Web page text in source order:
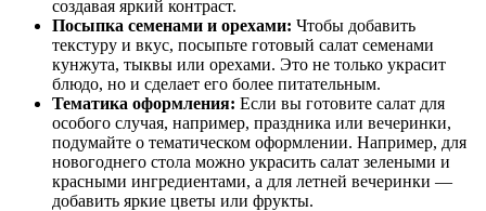
создавая яркий контраст.
Посыпка семенами и орехами: Чтобы добавить
текстуру и вкус, посыпьте готовый салат семенами
кунжута, тыквы или орехами. Это не только украсит
блюдо, но и сделает его более питательным.
Тематика оформления: Если вы готовите салат для
особого случая, например, праздника или вечеринки,
подумайте о тематическом оформлении. Например, для
новогоднего стола можно украсить салат зелеными и
красными ингредиентами, а для летней вечеринки —
добавить яркие цветы или фрукты.